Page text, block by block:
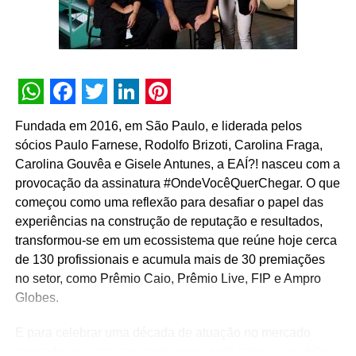
NÃO PERCA
Iris Worldwide revoluciona ativação de marca de
Gelartier
WhatsApp
Facebook
Twitter
LinkedIn
Pinterest
Fundada em 2016, em São Paulo, e liderada pelos
sócios Paulo Farnese, Rodolfo Brizoti, Carolina Fraga,
Carolina Gouvêa e Gisele Antunes, a EAÍ?! nasceu com a
provocação da assinatura #OndeVocêQuerChegar. O que
começou como uma reflexão para desafiar o papel das
experiências na construção de reputação e resultados,
transformou-se em um ecossistema que reúne hoje cerca
de 130 profissionais e acumula mais de 30 premiações
no setor, como Prêmio Caio, Prêmio Live, FIP e Ampro
Globes.